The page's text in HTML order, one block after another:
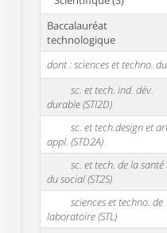
Baccalauréat
technologique
sc. et tech. ind. dév.
durable (STI2D)
sc. et tech.design et
appl. (STD2A)
sc. et tech. de la santé
du social (ST2S)
sciences et techno. de
laboratoire (STL)